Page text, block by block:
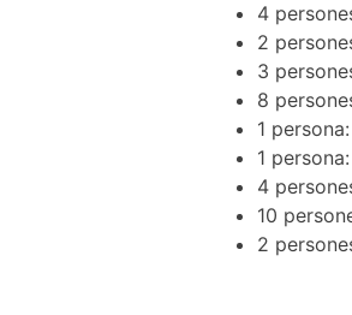
4
2
3
8
1
1
4
10
2